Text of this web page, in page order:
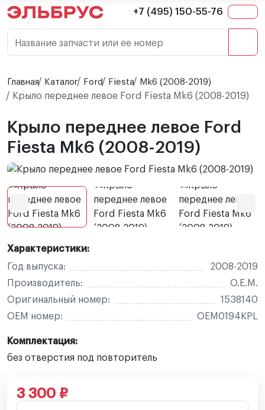
+7 (495) 150-55-76
Название запчасти или ее номер
Главная Каталог Ford Fiesta Mk6 (2008-2019)
Крыло переднее левое Ford Fiesta Mk6 (2008-2019)
Крыло переднее левое Ford
Fiesta Mk6 (2008-2019)
Характеристики:
Год выпуска:
2008-2019
Производитель:
O.E.M.
Оригинальный номер:
1538140
OEM номер:
OEM0194KPL
Комплектация:
без отверстия под повторитель
3 300 ₽